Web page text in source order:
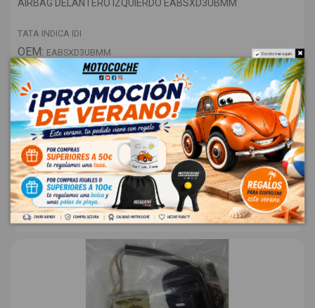
AIRBAG DELANTERO IZQUIERDO EABSXD3UBMM
TATA INDICA IDI
OEM: EABSXD3UBMM
ID: 723183
28,00 € Sin IVA
33,88 €
Do not show again.